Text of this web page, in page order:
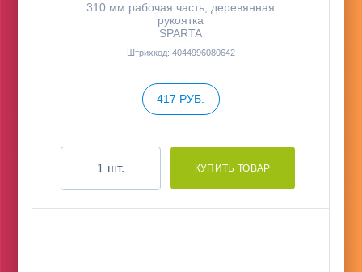
310 мм рабочая часть, деревянная
рукоятка
SPARTA
Штрихкод: 4044996080642
417 РУБ.
шт.